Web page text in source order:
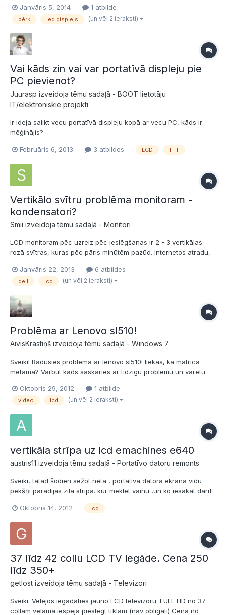
Janvāris 5, 2014
1 atbilde
pērk led displejs (un vēl 2 ieraksti)
Vai kāds zin vai var portatīvā displeju pie
PC pievienot?
Juurasp izveidoja tēmu sadaļā - BOOT lietotāju
IT/elektroniskie projekti
Ir ideja salikt vecu portatīvā displeju kopā ar vecu PC, kāds ir
mēģinājis?
Februāris 6, 2013 3 atbildes LCD TFT
Vertikālo svītru problēma monitoram -
kondensatori?
Smii izveidoja tēmu sadaļā - Monitori
LCD monitoram pēc uzreiz pēc ieslēgšanas ir 2 - 3 vertikālas
rozā svītras, kuras pēc pāris minūtēm pazūd. Internetos atradu,
attiecīgi bez uzsilšanas nespēj iedot vajadzīgo lādiņu. Jautājums
- ko darīt tālāk - samierināties, v...
Janvāris 22, 2013 6 atbildes
dell lcd (un vēl 2 ieraksti)
Problēma ar Lenovo sl510!
AivisKrastiņš izveidoja tēmu sadaļā - Windows 7
Sveiki! Radusies problēma ar lenovo sl510! liekas, ka matrica
metama? Varbūt kāds saskāries ar līdzīgu problēmu un varētu
Pieslēdzu monitoru, attēlu nekropļo, izmetu videokartes draiveri,
nelīdz! Secinājums laikam tikai...
Oktobris 29, 2012 1 atbilde
video lcd (un vēl 2 ieraksti)
vertikāla strīpa uz lcd emachines e640
austris11 izveidoja tēmu sadaļā - Portatīvo datoru remonts
Sveiki, tātad šodien sēžot netā , portatīvā datora ekrāna vidū
pēkšņi parādijās zila strīpa. kur meklēt vainu ,un ko iesakat darīt
Oktobris 14, 2012
lcd
37 līdz 42 collu LCD TV iegāde. Cena 250
līdz 350+
getlost izveidoja tēmu sadaļā - Televizori
Sveiki. Vēlējos iegādāties jauno LCD televizoru. FULL HD no 37
collām vēlama iespēja pieslēgt tīklam (nav obligāti) Cena no